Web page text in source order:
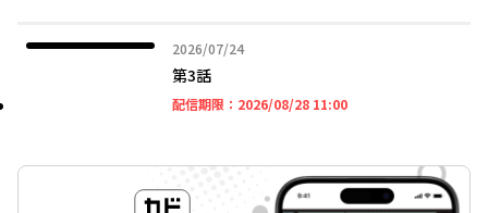
2026/07/24
2026年07月24日
第3話
配信期限： 2026/08/28 11:002026年08月28日 11時